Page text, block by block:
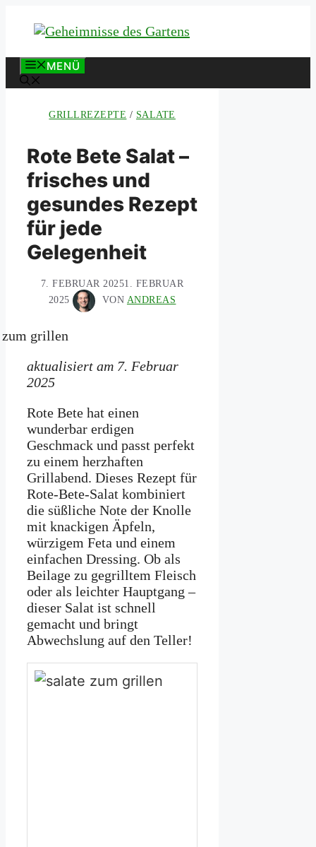
Inhalt
MENÜ
GRILLREZEPTE / SALATE
Rote Bete Salat –
frisches und
gesundes Rezept
für jede
Gelegenheit
7. FEBRUAR 20251. FEBRUAR
2025
VON ANDREAS
aktualisiert am 7. Februar
2025
Rote Bete hat einen
wunderbar erdigen
Geschmack und passt perfekt
zu einem herzhaften
Grillabend. Dieses Rezept für
Rote-Bete-Salat kombiniert
die süßliche Note der Knolle
mit knackigen Äpfeln,
würzigem Feta und einem
einfachen Dressing. Ob als
Beilage zu gegrilltem Fleisch
oder als leichter Hauptgang –
dieser Salat ist schnell
gemacht und bringt
Abwechslung auf den Teller!